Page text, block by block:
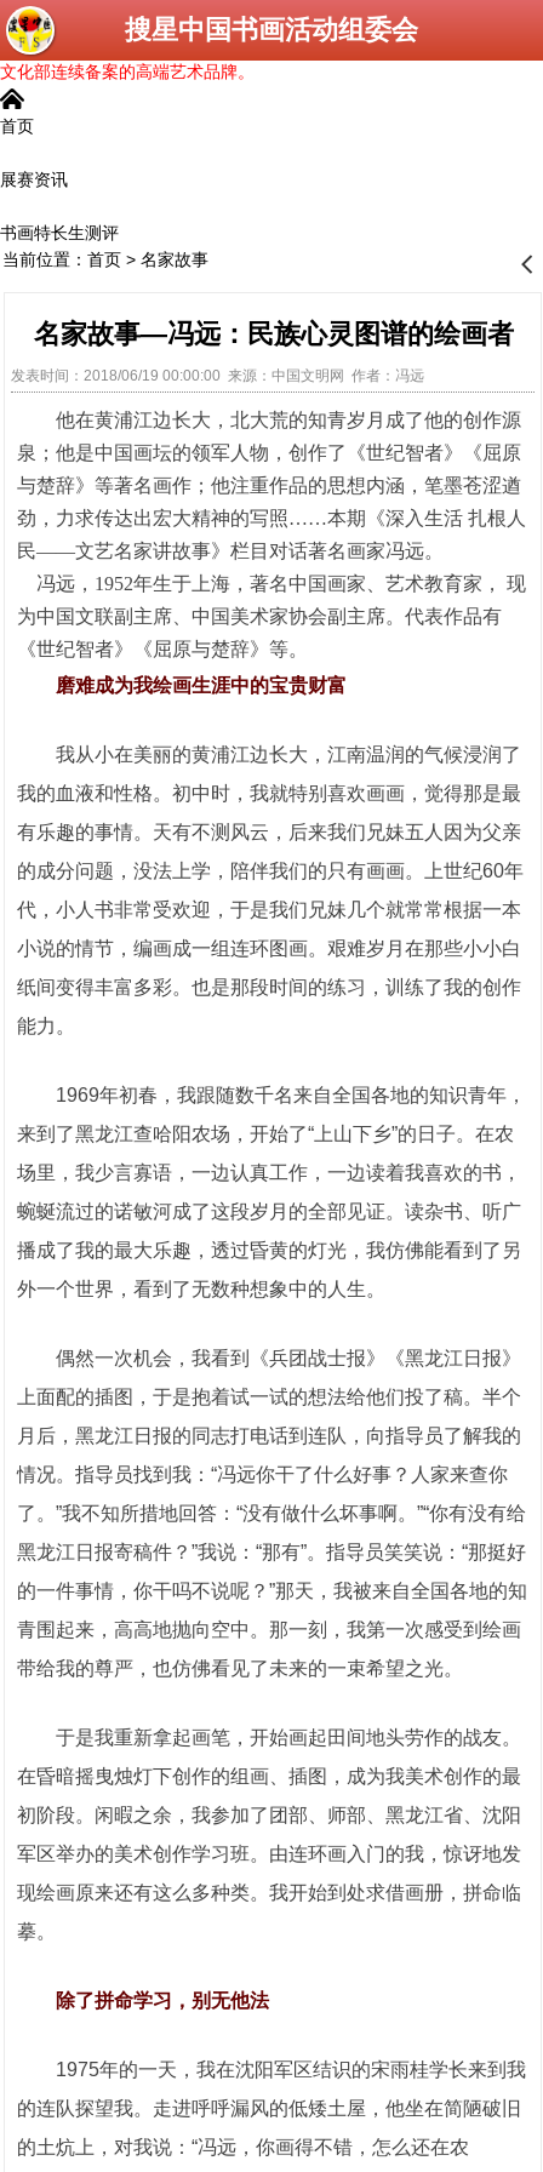
搜星中国书画活动组委会
文化部连续备案的高端艺术品牌。
󰄫
首页
展赛资讯
书画特长生测评
当前位置： 首页> 名家故事 󰊒
名家故事—冯远：民族心灵图谱的绘画者
发表时间：2018/06/19 00:00:00 来源：中国文明网 作者：冯远
他在黄浦江边长大，北大荒的知青岁月成了他的创作源
泉；他是中国画坛的领军人物，创作了《世纪智者》《屈原
与楚辞》等著名画作；他注重作品的思想内涵，笔墨苍涩遒
劲，力求传达出宏大精神的写照……本期《深入生活 扎根人
民——文艺名家讲故事》栏目对话著名画家冯远。
冯远，1952年生于上海，著名中国画家、艺术教育家， 现
为中国文联副主席、中国美术家协会副主席。代表作品有
《世纪智者》《屈原与楚辞》等。
磨难成为我绘画生涯中的宝贵财富
我从小在美丽的黄浦江边长大，江南温润的气候浸润了
我的血液和性格。初中时，我就特别喜欢画画，觉得那是最
有乐趣的事情。天有不测风云，后来我们兄妹五人因为父亲
的成分问题，没法上学，陪伴我们的只有画画。上世纪60年
代，小人书非常受欢迎，于是我们兄妹几个就常常根据一本
小说的情节，编画成一组连环图画。艰难岁月在那些小小白
纸间变得丰富多彩。也是那段时间的练习，训练了我的创作
能力。
1969年初春，我跟随数千名来自全国各地的知识青年，
来到了黑龙江查哈阳农场，开始了“上山下乡”的日子。在农
场里，我少言寡语，一边认真工作，一边读着我喜欢的书，
蜿蜒流过的诺敏河成了这段岁月的全部见证。读杂书、听广
播成了我的最大乐趣，透过昏黄的灯光，我仿佛能看到了另
外一个世界，看到了无数种想象中的人生。
偶然一次机会，我看到《兵团战士报》《黑龙江日报》
上面配的插图，于是抱着试一试的想法给他们投了稿。半个
月后，黑龙江日报的同志打电话到连队，向指导员了解我的
情况。指导员找到我：“冯远你干了什么好事？人家来查你
了。”我不知所措地回答：“没有做什么坏事啊。”“你有没有给
黑龙江日报寄稿件？”我说：“那有”。指导员笑笑说：“那挺好
的一件事情，你干吗不说呢？”那天，我被来自全国各地的知
青围起来，高高地抛向空中。那一刻，我第一次感受到绘画
带给我的尊严，也仿佛看见了未来的一束希望之光。
于是我重新拿起画笔，开始画起田间地头劳作的战友。
在昏暗摇曳烛灯下创作的组画、插图，成为我美术创作的最
初阶段。闲暇之余，我参加了团部、师部、黑龙江省、沈阳
军区举办的美术创作学习班。由连环画入门的我，惊讶地发
现绘画原来还有这么多种类。我开始到处求借画册，拼命临
摹。
除了拼命学习，别无他法
1975年的一天，我在沈阳军区结识的宋雨桂学长来到我
的连队探望我。走进呼呼漏风的低矮土屋，他坐在简陋破旧
的土炕上，对我说：“冯远，你画得不错，怎么还在农